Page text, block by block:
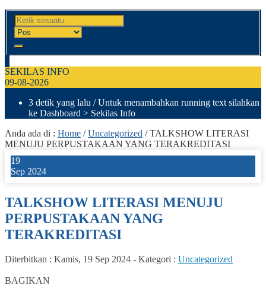
SEKILAS INFO
09-08-2026
3 detik yang lalu / Untuk menambahkan running text silahkan
ke Dashboard > Sekilas Info
Anda ada di : Home /Uncategorized /TALKSHOW LITERASI
MENUJU PERPUSTAKAAN YANG TERAKREDITASI
19
Sep 2024
TALKSHOW LITERASI MENUJU
PERPUSTAKAAN YANG
TERAKREDITASI
Diterbitkan : Kamis, 19 Sep 2024 - Kategori : Uncategorized
BAGIKAN